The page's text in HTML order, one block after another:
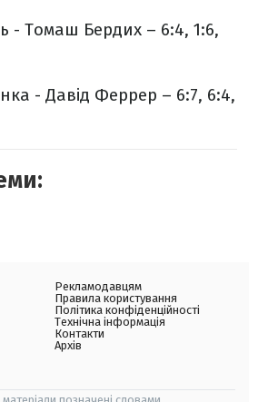
- Томаш Бердих – 6:4, 1:6,
- Давід Феррер – 6:7, 6:4,
Рекламодавцям
Правила користування
Політика конфіденційності
Технічна інформація
Контакти
Архів